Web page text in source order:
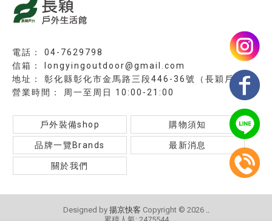
04-7629798
longyingoutdoor@gmail.com
彰化縣彰化市金馬路三段446-36號（長穎戶外）
周一至周日 10:00-21:00
戶外裝備shop 購物須知
品牌一覽Brands 最新消息
關於我們
Designed by 揚京快客 Copyright © 2026